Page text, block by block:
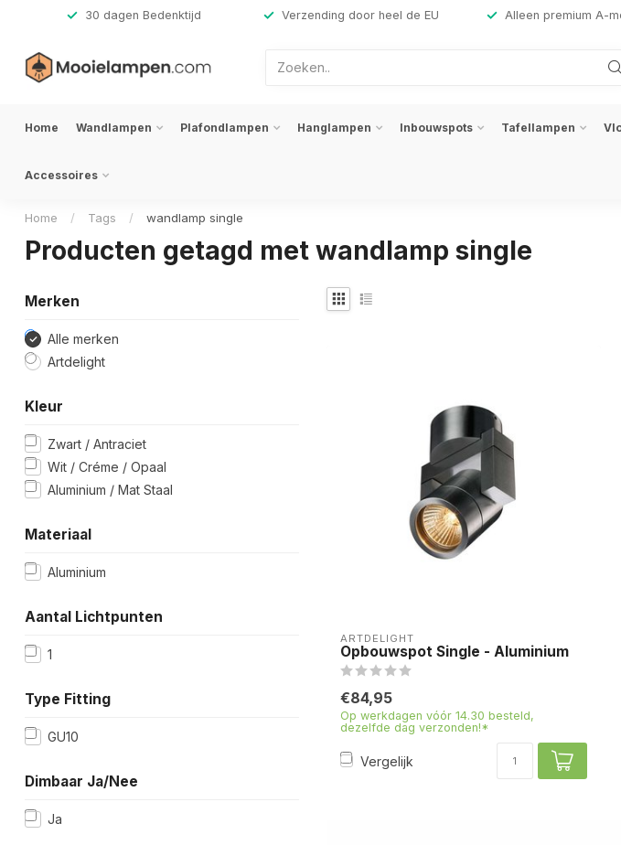
30 dagen Bedenktijd Verzending door heel de EU Alleen premium A-
Home Wandlampen Plafondlampen Hanglampen Inbouwspots Tafellampen
Accessoires
Home / Tags / wandlamp single
Producten getagd met wandlamp single
Merken
Alle merken
Artdelight
Kleur
Zwart / Antraciet
Wit / Créme / Opaal
Aluminium / Mat Staal
Materiaal
Aluminium
Aantal Lichtpunten
1
Type Fitting
GU10
Dimbaar Ja/Nee
Ja
ARTDELIGHT
Opbouwspot Single - Aluminium
€84,95
Op werkdagen vóór 14.30 besteld,
dezelfde dag verzonden!*
Vergelijk